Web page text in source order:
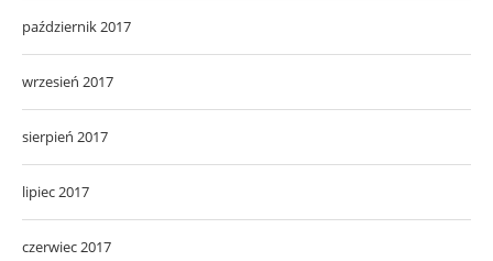
październik 2017
wrzesień 2017
sierpień 2017
lipiec 2017
czerwiec 2017